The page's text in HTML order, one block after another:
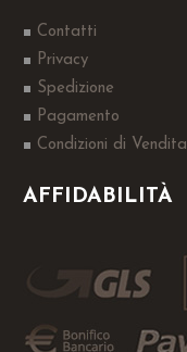
Contatti
Privacy
Spedizione
Pagamento
Condizioni di Vendita
AFFIDABILITÀ